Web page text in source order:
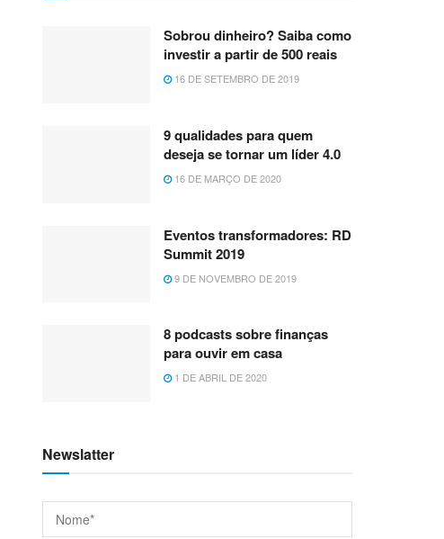
Sobrou dinheiro? Saiba como
investir a partir de 500 reais
16 DE SETEMBRO DE 2019
9 qualidades para quem
deseja se tornar um líder 4.0
16 DE MARÇO DE 2020
Eventos transformadores: RD
Summit 2019
9 DE NOVEMBRO DE 2019
8 podcasts sobre finanças
para ouvir em casa
1 DE ABRIL DE 2020
Newslatter